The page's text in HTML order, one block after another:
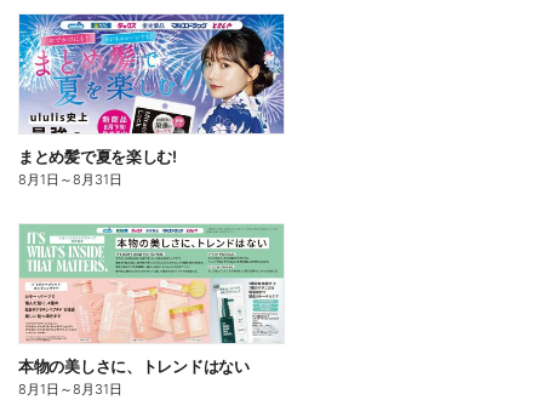
まとめ髪で夏を楽しむ!
8月1日 ～8月31日
本物の美しさに、トレンドはない
8月1日 ～8月31日